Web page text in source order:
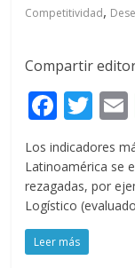
Competitividad,
Compartir
F
ac
e
b
o
o
T
itt
er
m
l
Los indicadores
Latinoamérica se
rezagadas, por
Logístico
Leer más